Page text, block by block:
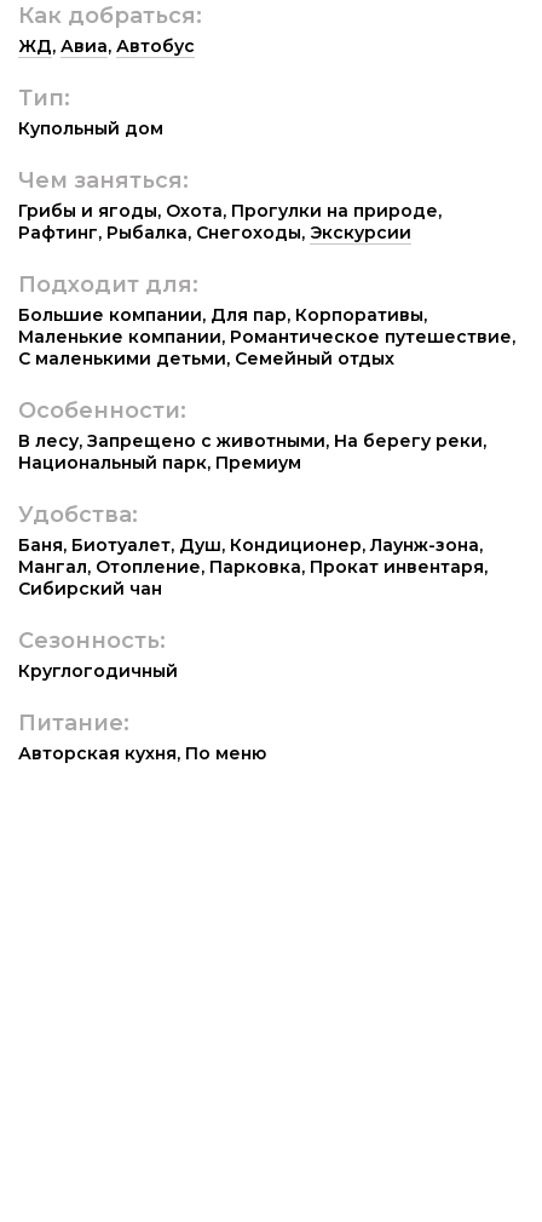
Как добраться:
ЖД, Авиа, Автобус
Тип:
Купольный дом
Чем заняться:
Грибы и ягоды, Охота, Прогулки на природе,
Рафтинг, Рыбалка, Снегоходы, Экскурсии
Подходит для:
Большие компании, Для пар, Корпоративы,
Маленькие компании, Романтическое путешествие,
С маленькими детьми, Семейный отдых
Особенности:
В лесу, Запрещено с животными, На берегу реки,
Национальный парк, Премиум
Удобства:
Баня, Биотуалет, Душ, Кондиционер,Лаунж-зона,
Мангал, Отопление, Парковка, Прокат инвентаря,
Сибирский чан
Сезонность:
Круглогодичный
Питание:
Авторская кухня, По меню